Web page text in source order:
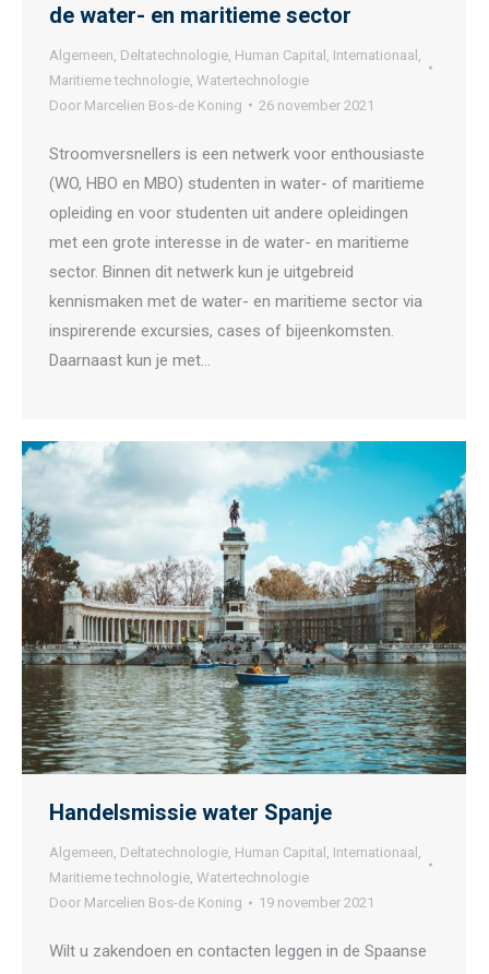
de water- en maritieme sector
Algemeen Deltatechnologie Human Capital Internationaal
Maritieme technologie Watertechnologie
Door Marcelien Bos-de Koning 26 november 2021
Stroomversnellers is een netwerk voor enthousiaste
(WO, HBO en MBO) studenten in water- of maritieme
opleiding en voor studenten uit andere opleidingen
met een grote interesse in de water- en maritieme
sector. Binnen dit netwerk kun je uitgebreid
kennismaken met de water- en maritieme sector via
inspirerende excursies, cases of bijeenkomsten.
Daarnaast kun je met…
Handelsmissie water Spanje
Algemeen, Deltatechnologie, Human Capital , Internationaal ,
Maritieme technologie, Watertechnologie
Door Marcelien Bos-de Koning 19 november 2021
Wilt u zakendoen en contacten leggen in de Spaanse